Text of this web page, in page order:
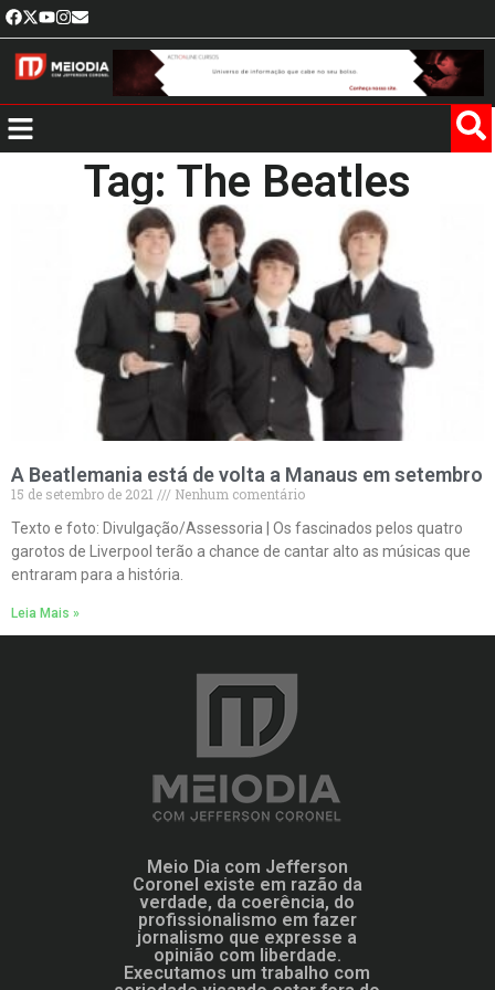
Tag: The Beatles
A Beatlemania está de volta a Manaus em setembro
15 de setembro de 2021
Nenhum comentário
Texto e foto: Divulgação/Assessoria | Os fascinados pelos quatro
garotos de Liverpool terão a chance de cantar alto as músicas que
entraram para a história.
Leia Mais »
Meio Dia com Jefferson
Coronel existe em razão da
verdade, da coerência, do
profissionalismo em fazer
jornalismo que expresse a
opinião com liberdade.
Executamos um trabalho com